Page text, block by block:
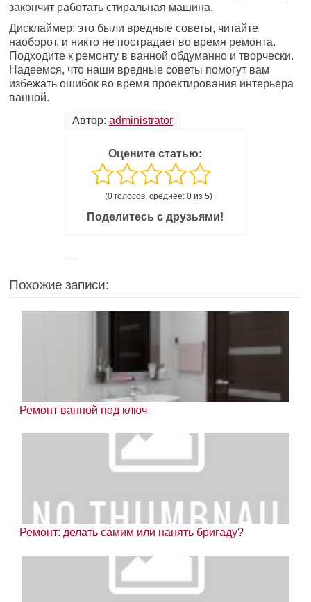
закончит работать стиральная машина.
Дисклаймер: это были вредные советы, читайте
наоборот, и никто не пострадает во время ремонта.
Подходите к ремонту в ванной обдуманно и творчески.
Надеемся, что наши вредные советы помогут вам
избежать ошибок во время проектирования интерьера
ванной.
Автор: administrator
Оцените статью:
(0 голосов, среднее: 0 из 5)
Поделитесь с друзьями!
Похожие записи:
Ремонт ванной под ключ
Ремонт: делать самим или нанять бригаду?